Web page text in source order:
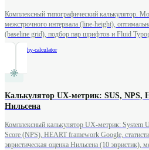
Комплексный типографический калькулятор.
межстрочного интервала (line-height),
(baseline grid), подбор пар шрифтов и Fluid
typography-calculator
Калькулятор UX-метрик: SUS, NPS,
Нильсена
Комплексный калькулятор UX-метрик: System
Score (NPS), HEART framework Google,
эвристическая оценка Нильсена (10 эвристик),